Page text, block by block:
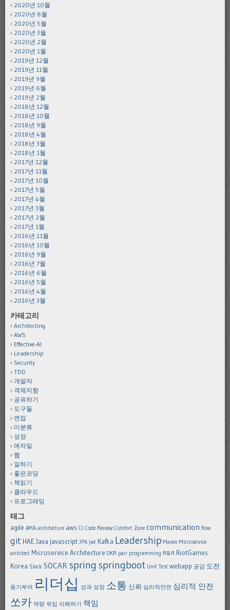
2020년 10월
2020년 8월
2020년 5월
2020년 3월
2020년 2월
2020년 1월
2019년 12월
2019년 11월
2019년 9월
2019년 6월
2019년 2월
2018년 12월
2018년 10월
2018년 9월
2018년 4월
2018년 3월
2018년 1월
2017년 12월
2017년 11월
2017년 10월
2017년 5월
2017년 4월
2017년 3월
2017년 2월
2017년 1월
2016년 11월
2016년 10월
2016년 9월
2016년 7월
2016년 6월
2016년 5월
2016년 4월
2016년 3월
카테고리
Architecting
AWS
Effective-AI
Leadership
Security
TDD
개발자
객체지향
공유하기
도구들
면접
미분류
성장
에자일
웹
일하기
좋은코딩
책읽기
클라우드
프로그래밍
태그
agile AMA architecture aws CI Code Review Comfort Zone communication flow
git HAE Java javascript JPA jwt Kafka Leadership Maven Microservice
architect Microservice Architecture OKR pair programming R&R RiotGames
Korea Slack SOCAR spring springboot Unit Test webapp 공감 도전
동기부여 리더십 성과 성장 소통 신뢰 심리적안전 심리적 안전
쏘카 역량 위임 이해하기 책임